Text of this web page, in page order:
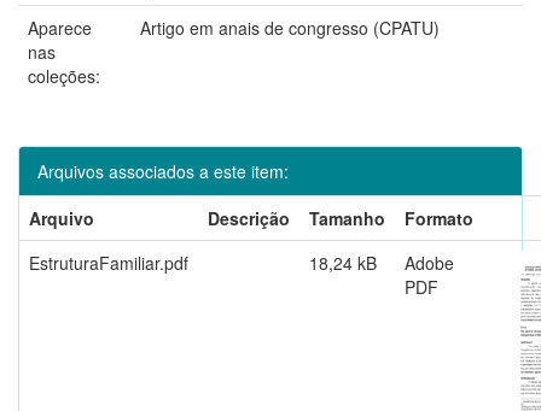
Aparece
nas
coleções:
Artigo em anais de congresso (CPATU)
Arquivos associados a este item:
Arquivo
Descrição Tamanho
Formato
EstruturaFamiliar.pdf
18,24 kB
Adobe
PDF